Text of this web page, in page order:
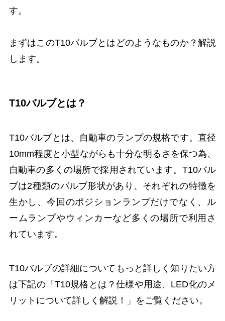
す。
まずはこのT10バルブとはどのようなものか？解説
します。
T10バルブとは？
T10バルブとは、自動車のランプの規格です。直径
10mm程度と小型ながらも十分な明るさを保つ為、
自動車の多くの場所で採用されています。T10バル
ブは2種類のバルブ形状があり、それぞれの特徴を
生かし、今回のポジションランプだけでなく、ル
ームランプやウィンカーなど多くの場所で利用さ
れています。
T10バルブの詳細についてもっと詳しく知りたい方
は下記の「T10規格とは？仕様や用途、LED化のメ
リットについて詳しく解説！」をご覧ください。